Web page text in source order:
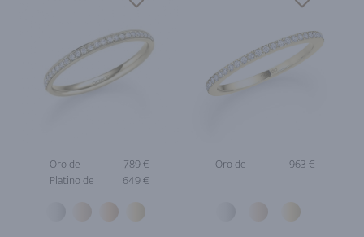
Oro de
789 €
Platino de
649 €
Oro de 963 €